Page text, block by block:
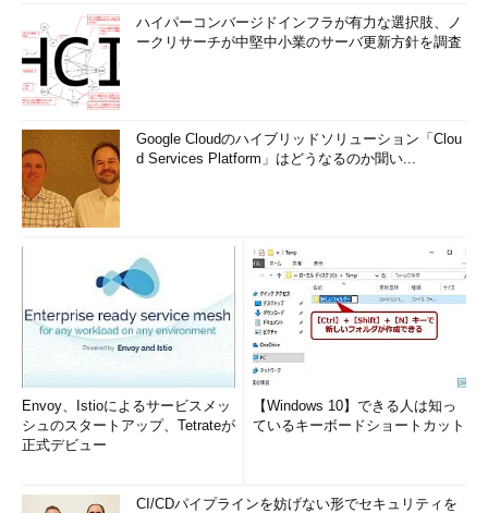
ハイパーコンバージドインフラが有力な選択肢、ノ
ークリサーチが中堅中小業のサーバ更新方針を調査
Google Cloudのハイブリッドソリューション「Clou
d Services Platform」はどうなるのか聞い...
Envoy、Istioによるサービスメッ
シュのスタートアップ、Tetrateが
正式デビュー
【Windows 10】できる人は知っ
ているキーボードショートカット
CI/CDパイプラインを妨げない形でセキュリティを